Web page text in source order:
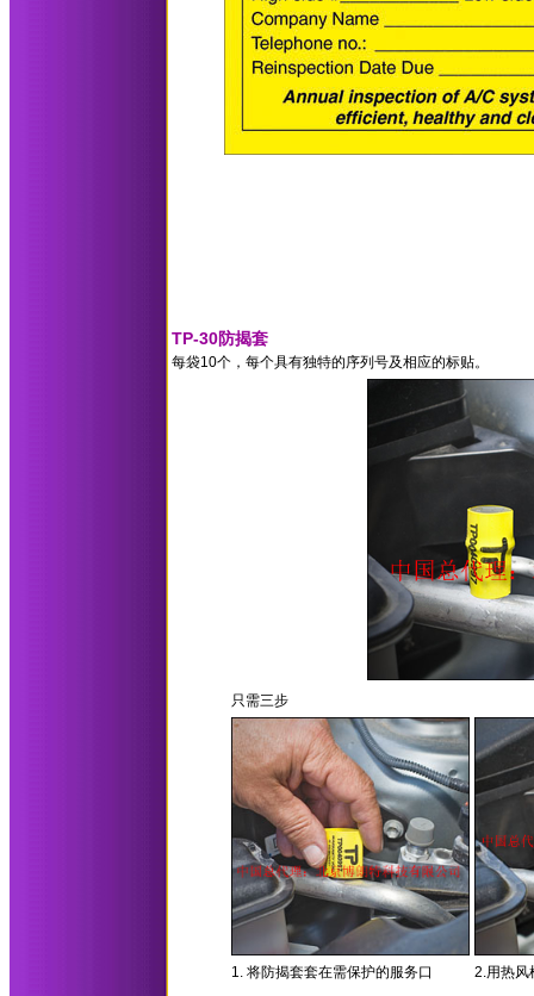
TP-30防揭套
每袋10个，每个具有独特的序列号及相应的标贴。
只需三步
1. 将防揭套套在需保护的服务口 2.用热风